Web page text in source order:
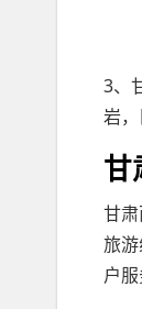
3、
岩，
甘
甘
旅
户